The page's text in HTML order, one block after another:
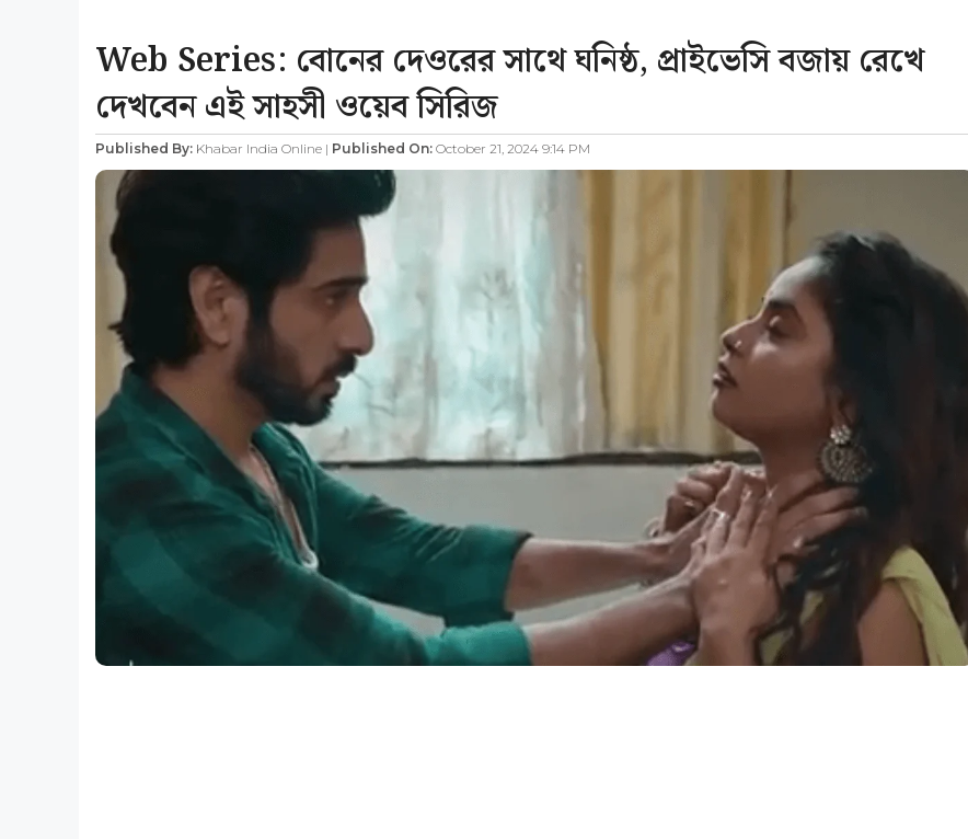
Web Series: বোনের দেওরের সাথে ঘনিষ্ঠ, প্রাইভেসি বজায় রেখে
দেখবেন এই সাহসী ওয়েব সিরিজ
Published By: Khabar India Online | Published On: October 21, 2024 9:14 PM